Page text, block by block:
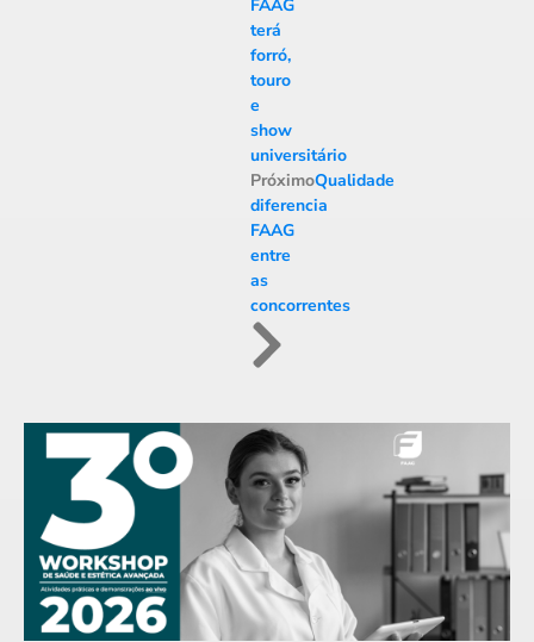
FAAG
terá
forró,
touro
e
show
universitário
PróximoQualidade
diferencia
FAAG
entre
as
concorrentes